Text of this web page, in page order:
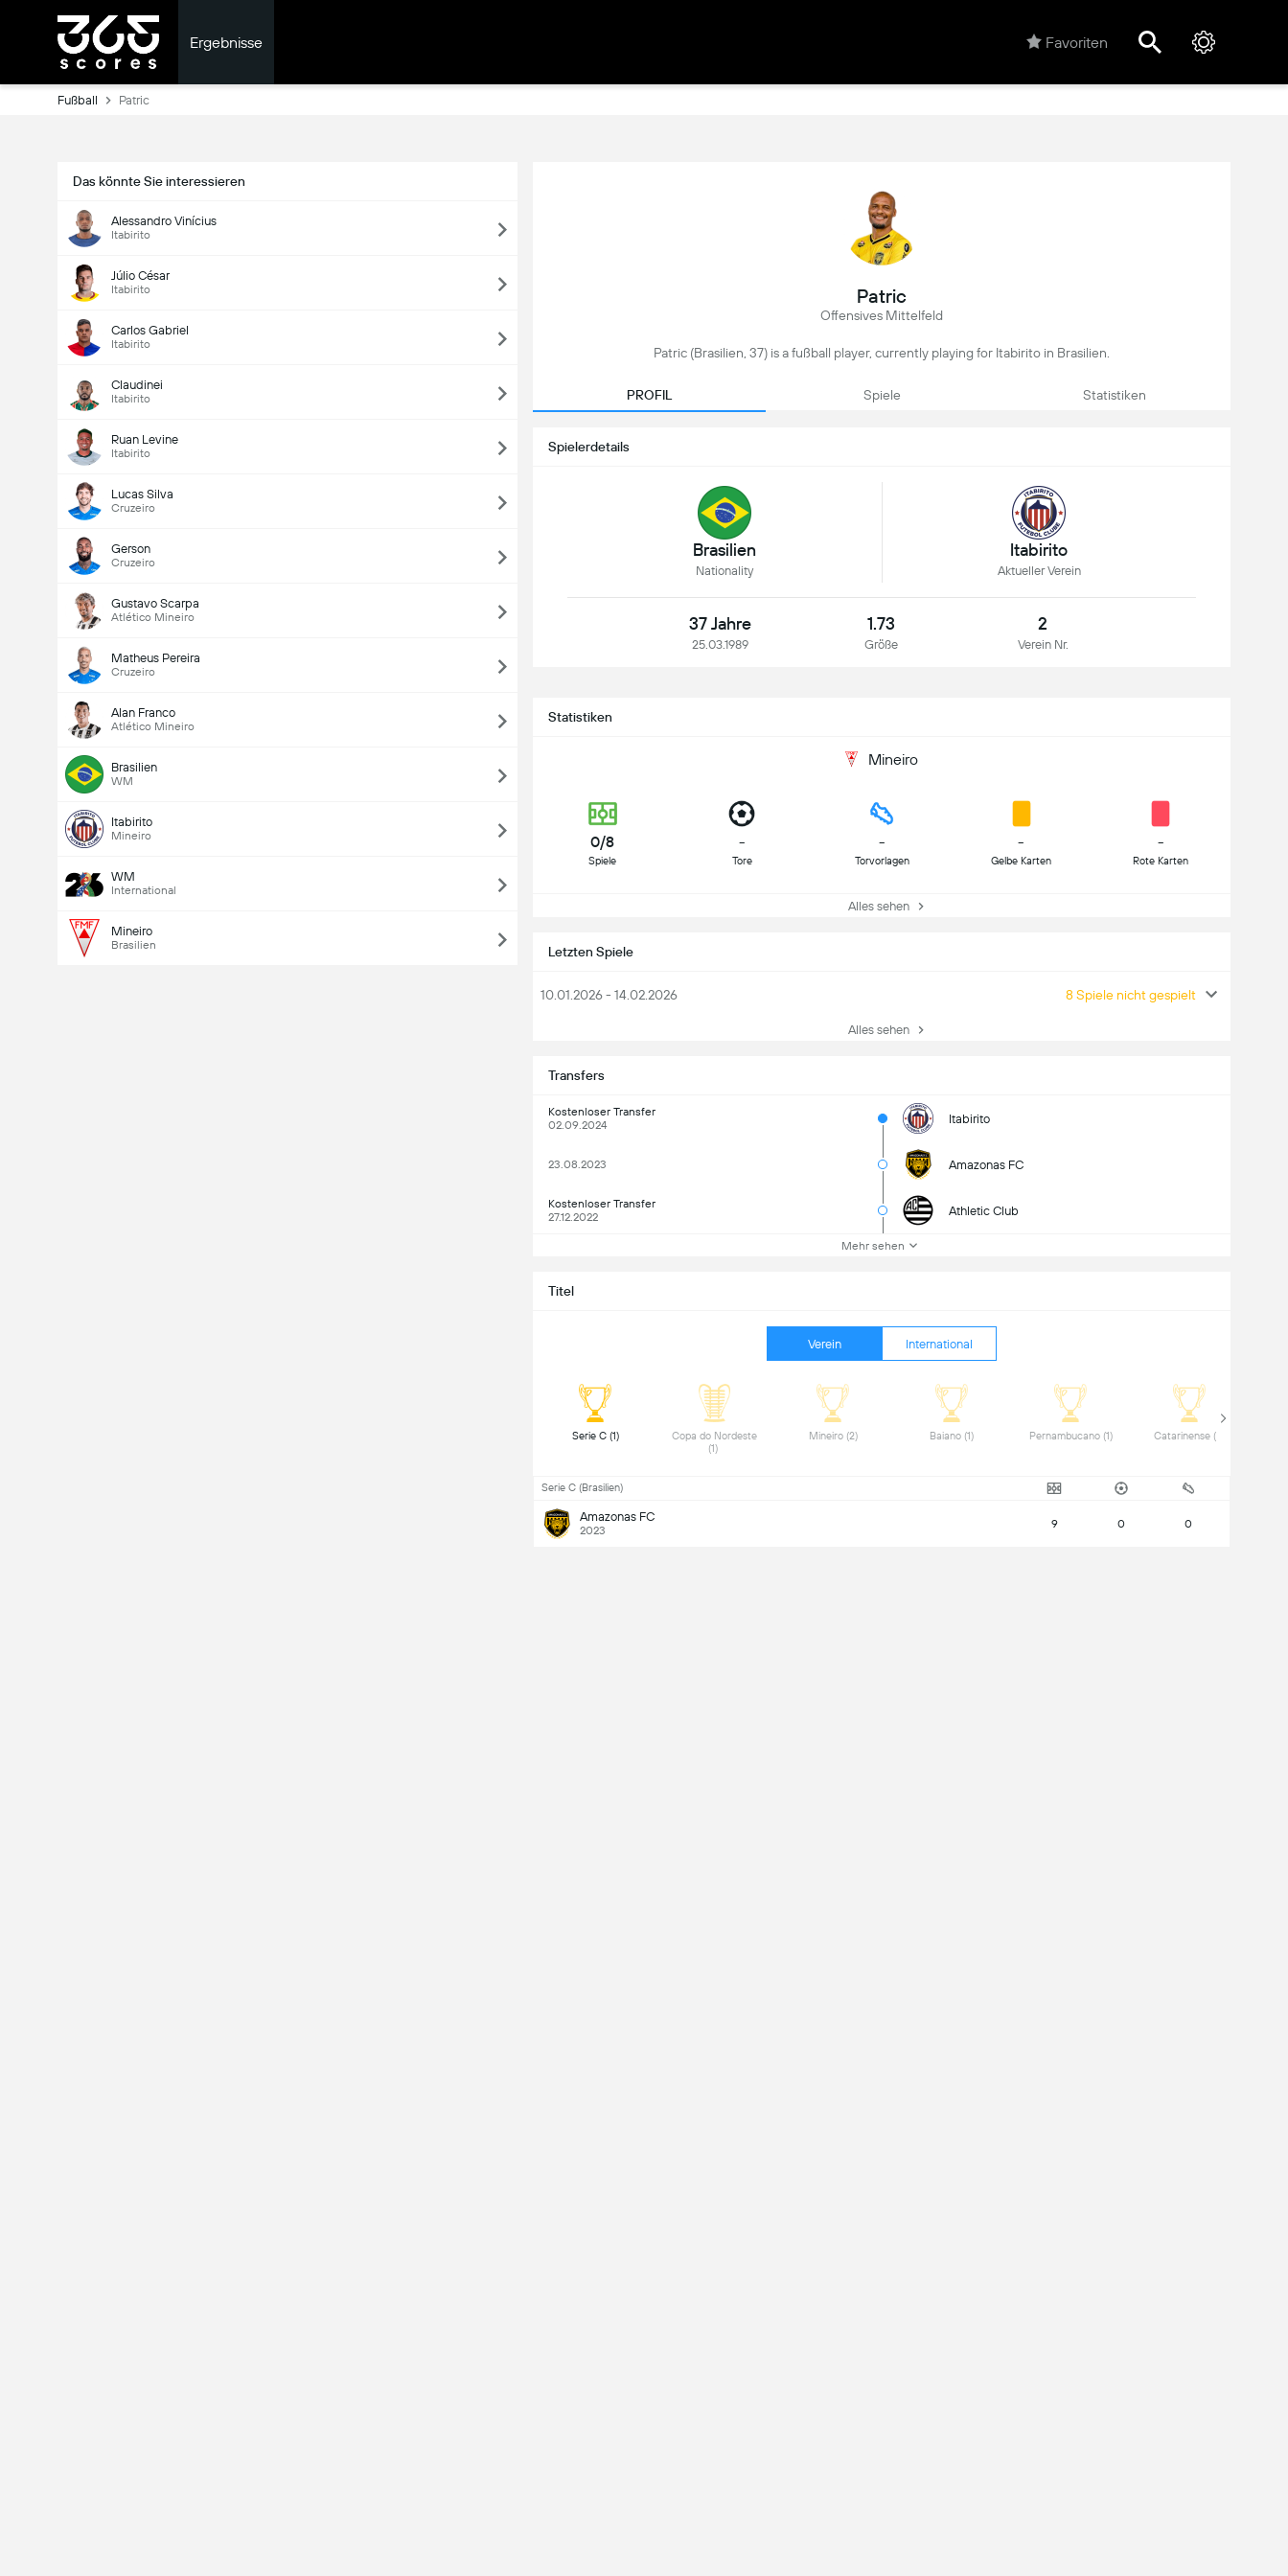
Ergebnisse Favoriten
Fußball Patric
Das könnte Sie interessieren
Alessandro Vinícius
Itabirito
Júlio César
Itabirito
Carlos Gabriel
Itabirito
Claudinei
Itabirito
Ruan Levine
Itabirito
Lucas Silva
Cruzeiro
Gerson
Cruzeiro
Gustavo Scarpa
Atlético Mineiro
Matheus Pereira
Cruzeiro
Alan Franco
Atlético Mineiro
Brasilien
WM
Itabirito
Mineiro
WM
International
Mineiro
Brasilien
Patric
Offensives Mittelfeld
Patric (Brasilien, 37) is a fußball player, currently playing for Itabirito in Brasilien.
PROFIL Spiele Statistiken
Spielerdetails
Brasilien
Nationality
Itabirito
Aktueller Verein
37 Jahre
25.03.1989
1.73
Größe
2
Verein Nr.
Statistiken
Mineiro
0/8
Spiele
-
Tore
-
Torvorlagen
-
Gelbe Karten
-
Rote Karten
Alles sehen
Letzten Spiele
10.01.2026 - 14.02.2026 8 Spiele nicht gespielt
Alles sehen
Transfers
Kostenloser Transfer
02.09.2024
Itabirito
23.08.2023 Amazonas FC
Kostenloser Transfer
27.12.2022
Athletic Club
Mehr sehen
Titel
Verein International
Serie C (1)
Copa do Nordeste
(1)
Mineiro (2) Pernambucano (1)
Serie C (Brasilien)
Amazonas FC
2023 9 0 0